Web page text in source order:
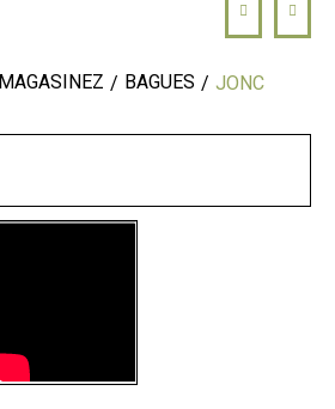
MAGASINEZ BAGUES JONC